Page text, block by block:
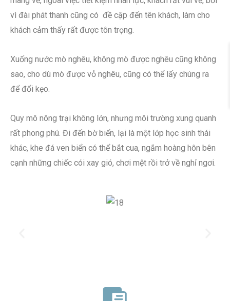
vì đài phát thanh cũng có đề cập đến tên khách, làm cho
khách cảm thấy rất được tôn trọng.
Xuống nước mò nghêu, không mò được nghêu cũng không
sao, cho dù mò được vỏ nghêu, cũng có thể lấy chúng ra
để đổi kẹo.
Quy mô nông trại không lớn, nhưng môi trường xung quanh
rất phong phú. Đi đến bờ biển, lại là một lớp học sinh thái
khác, khe đá ven biển có thể bắt cua, ngắm hoàng hôn bên
cạnh những chiếc cói xay gió, chơi mệt rồi trở về nghỉ ngơi.